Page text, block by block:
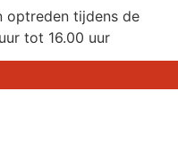
optreden tijdens de
tot 16.00 uur